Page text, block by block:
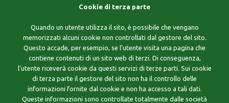
Cookie di terza parte
Quando un utente utilizza il sito, è possibile che vengano
memorizzati alcuni cookie non controllati dal gestore del sito.
Questo accade, per esempio, se l'utente visita una pagina che
contiene contenuti di un sito web di terzi. Di conseguenza,
l'utente riceverà cookie da questi servizi di terze parti. Sui cookie
di terza parte il gestore del sito non ha il controllo delle
informazioni fornite dal cookie e non ha accesso a tali dati.
Queste informazioni sono controllate totalmente dalle società